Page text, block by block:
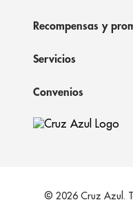
Recompensas y
Servicios
Convenios
© 2026 Cruz Azul.